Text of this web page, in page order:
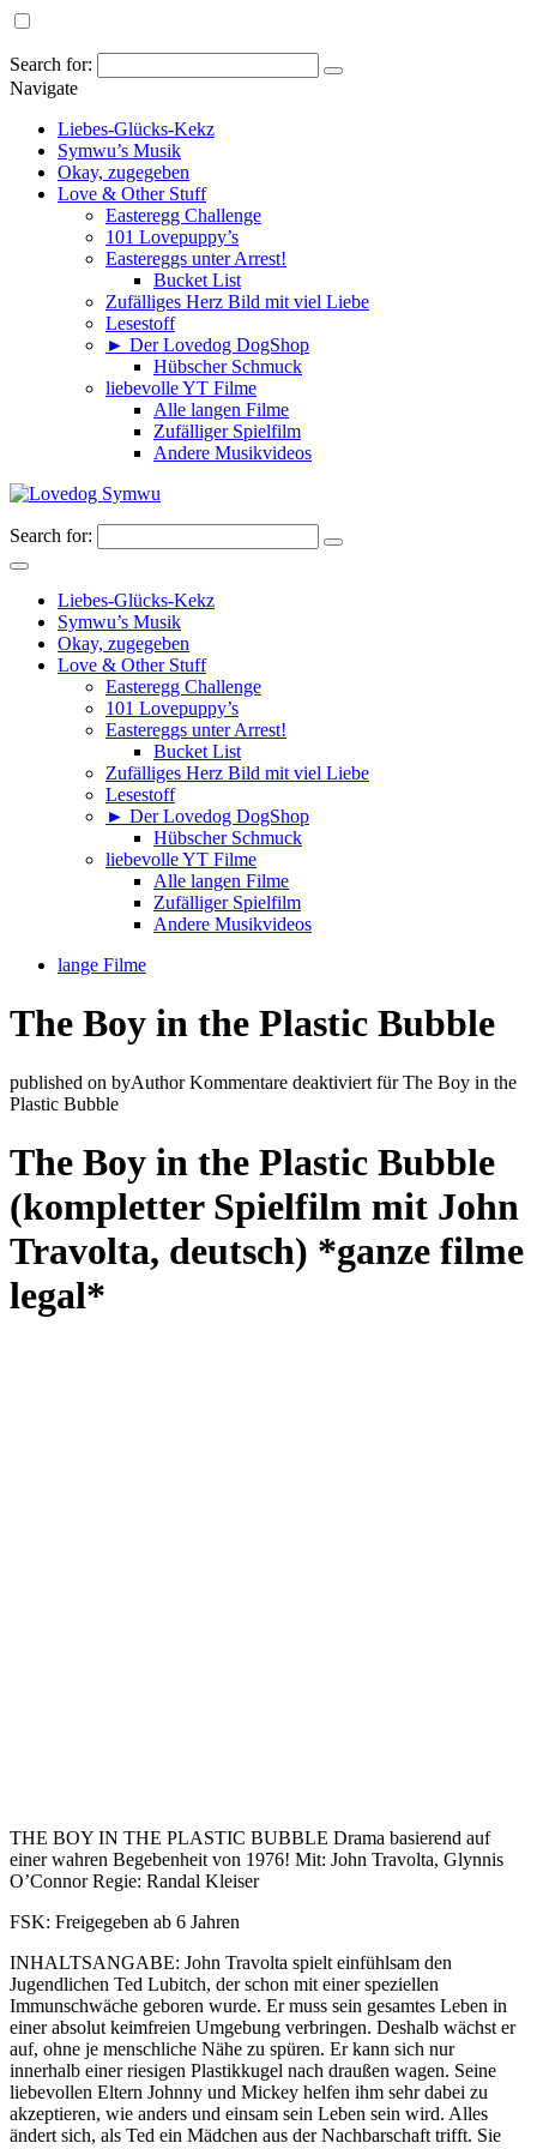
Search for:
Navigate
Liebes-Glücks-Kekz
Symwu’s Musik
Okay, zugegeben
Love & Other Stuff
Easteregg Challenge
101 Lovepuppy’s
Eastereggs unter Arrest!
Bucket List
Zufälliges Herz Bild mit viel Liebe
Lesestoff
► Der Lovedog DogShop
Hübscher Schmuck
liebevolle YT Filme
Alle langen Filme
Zufälliger Spielfilm
Andere Musikvideos
Search for:
Liebes-Glücks-Kekz
Symwu’s Musik
Okay, zugegeben
Love & Other Stuff
Easteregg Challenge
101 Lovepuppy’s
Eastereggs unter Arrest!
Bucket List
Zufälliges Herz Bild mit viel Liebe
Lesestoff
► Der Lovedog DogShop
Hübscher Schmuck
liebevolle YT Filme
Alle langen Filme
Zufälliger Spielfilm
Andere Musikvideos
lange Filme
The Boy in the Plastic Bubble
published on byAuthorKommentare deaktiviert für The Boy in the
Plastic Bubble
The Boy in the Plastic Bubble
(kompletter Spielfilm mit John
Travolta, deutsch) *ganze filme
legal*
THE BOY IN THE PLASTIC BUBBLE Drama basierend auf
einer wahren Begebenheit von 1976! Mit: John Travolta, Glynnis
O’Connor Regie: Randal Kleiser
FSK: Freigegeben ab 6 Jahren
INHALTSANGABE: John Travolta spielt einfühlsam den
Jugendlichen Ted Lubitch, der schon mit einer speziellen
Immunschwäche geboren wurde. Er muss sein gesamtes Leben in
einer absolut keimfreien Umgebung verbringen. Deshalb wächst er
auf, ohne je menschliche Nähe zu spüren. Er kann sich nur
innerhalb einer riesigen Plastikkugel nach draußen wagen. Seine
liebevollen Eltern Johnny und Mickey helfen ihm sehr dabei zu
akzeptieren, wie anders und einsam sein Leben sein wird. Alles
ändert sich, als Ted ein Mädchen aus der Nachbarschaft trifft. Sie